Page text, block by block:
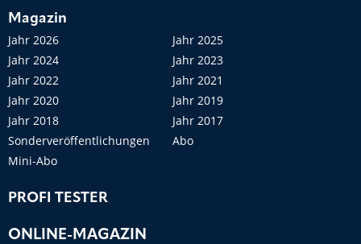
Magazin
Jahr 2026
Jahr 2025
Jahr 2024
Jahr 2023
Jahr 2022
Jahr 2021
Jahr 2020
Jahr 2019
Jahr 2018
Jahr 2017
Sonderveröffentlichungen
Abo
Mini-Abo
PROFI TESTER
ONLINE-MAGAZIN